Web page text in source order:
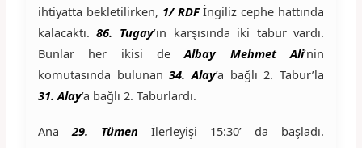
ihtiyatta bekletilirken, 1/ RDFİngiliz cephe hattında
kalacaktı.86. Tugay’ın karşısında iki tabur vardı.
Bunlar her ikisi deAlbay Mehmet Ali’nin
komutasında bulunan34. Alay’a bağlı 2. Tabur’la
31. Alay’a bağlı 2. Taburlardı.
Ana29. Tümen İlerleyişi 15:30’ da başladı.